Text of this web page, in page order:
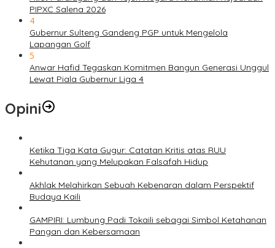
PIPXC Salena 2026
4
Gubernur Sulteng Gandeng PGP untuk Mengelola
Lapangan Golf
5
Anwar Hafid Tegaskan Komitmen Bangun Generasi Unggul
Lewat Piala Gubernur Liga 4
Opini
Ketika Tiga Kata Gugur: Catatan Kritis atas RUU
Kehutanan yang Melupakan Falsafah Hidup
Akhlak Melahirkan Sebuah Kebenaran dalam Perspektif
Budaya Kaili
GAMPIRI: Lumbung Padi Tokaili sebagai Simbol Ketahanan
Pangan dan Kebersamaan